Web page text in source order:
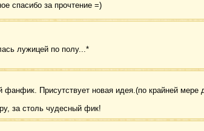
спасибо за прочтение =)
лужицей по полу...*
фанфик. Присутствует новая идея.(по крайней мере
за столь чудесный фик!